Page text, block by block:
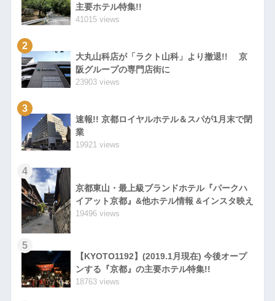
主要ホテル特集!!
41015 views
2
大丸山科店が「ラクト山科」より撤退!! 京
阪グループの専門店街に
23903 views
3
速報!! 京都ロイヤルホテル＆スパが1月末で閉
業
19921 views
4
京都東山・最上級ブランドホテル『パークハ
イアット京都』&他ホテル情報 &インスタ映え
19496 views
5
【KYOTO1192】(2019.1月現在) 今後オープ
ンする『京都』の主要ホテル特集!!
18763 views